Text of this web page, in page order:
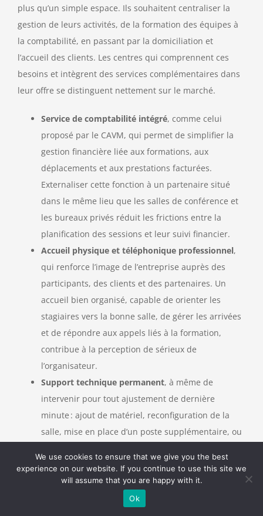
plus qu’un simple espace. Ils souhaitent centraliser la
gestion de leurs activités, de la formation des équipes à
la comptabilité, en passant par la domiciliation et
l’accueil des clients. Les centres qui comprennent ces
besoins et intègrent des services complémentaires dans
leur offre se distinguent nettement sur le marché.
Service de comptabilité intégré, comme celui
proposé par le CAVM, qui permet de simplifier la
gestion financière liée aux formations, aux
déplacements et aux prestations facturées.
Externaliser cette fonction à un partenaire situé
dans le même lieu que les salles de conférence et
les bureaux privés réduit les frictions entre la
planification des sessions et leur suivi financier.
Accueil physique et téléphonique professionnel,
qui renforce l’image de l’entreprise auprès des
participants, des clients et des partenaires. Un
accueil bien organisé, capable de orienter les
stagiaires vers la bonne salle, de gérer les arrivées
et de répondre aux appels liés à la formation,
contribue à la perception de sérieux de
l’organisateur.
Support technique permanent, à même de
intervenir pour tout ajustement de dernière
minute : ajout de matériel, reconfiguration de la
salle, mise en place d’un poste supplémentaire, ou
organismes qui opèrent dans des domaines
sensibles, comme la cybersécurité, apprécient
particulièrement la présence d’équipes techniques
We use cookies to ensure that we give you the best
experience on our website. If you continue to use this site we
will assume that you are happy with it.
Ok